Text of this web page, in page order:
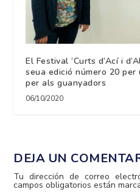
El Festival ‘Curts d’Ací i
seua edició número 20
per als guanyadors
06/10/2020
DEJA UN
Tu dirección de correo
campos obligatorios están